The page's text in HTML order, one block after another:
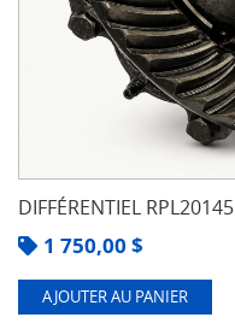
DIFFÉRENTIEL RPL20145
1 750,00 $
AJOUTER AU PANIER